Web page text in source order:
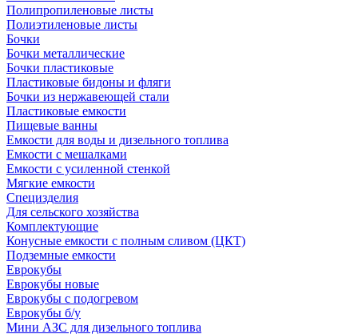
Полипропиленовые листы
Полиэтиленовые листы
Бочки
Бочки металлические
Бочки пластиковые
Пластиковые бидоны и фляги
Бочки из нержавеющей стали
Пластиковые емкости
Пищевые ванны
Емкости для воды и дизельного топлива
Емкости с мешалками
Емкости с усиленной стенкой
Мягкие емкости
Специзделия
Для сельского хозяйства
Комплектующие
Конусные емкости с полным сливом (ЦКТ)
Подземные емкости
Еврокубы
Еврокубы новые
Еврокубы с подогревом
Еврокубы б/у
Мини АЗС для дизельного топлива